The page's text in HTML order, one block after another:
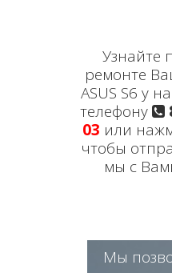
Узнайте
ремонте
ASUS S6 у
телефону
03 или
чтобы
мы с
Мы